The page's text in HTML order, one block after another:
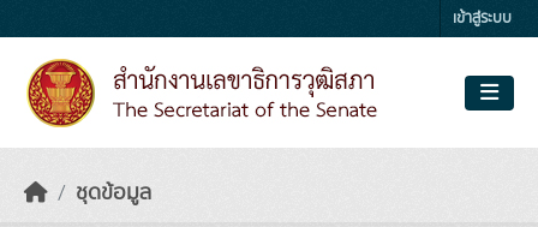
เข้าสู่ระบบ
ชุดข้อมูล